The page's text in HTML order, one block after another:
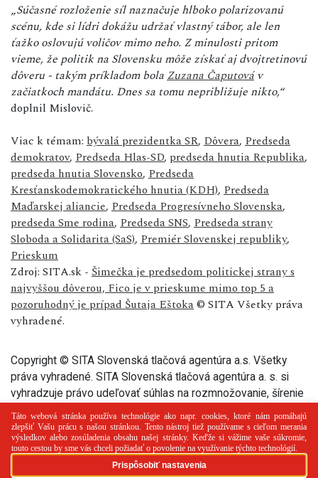
„Súčasné rozloženie síl naznačuje hlboko polarizovanú
scénu, kde si lídri dokážu udržať vlastný tábor, ale len
ťažko oslovujú voličov mimo neho. Z minulosti pritom
vieme, že politik na Slovensku môže získať aj dvojtretinovú
dôveru - takým príkladom bola Zuzana Čaputováv
začiatkoch mandátu. Dnes sa tomu nepribližuje nikto,“
doplnil Mislovič.
Viac k témam: bývalá prezidentka SR, Dôvera, Predseda
demokratov, Predseda Hlas-SD, predseda hnutia Republika,
predseda hnutia Slovensko, Predseda
Kresťanskodemokratického hnutia (KDH), Predseda
Maďarskej aliancie, Predseda Progresívneho Slovenska,
predseda Sme rodina, Predseda SNS, Predseda strany
Sloboda a Solidarita (SaS), Premiér Slovenskej republiky,
Prieskum
Zdroj: SITA.sk - Šimečka je predsedom politickej strany s
najvyššou dôverou, Fico je v prieskume mimo top 5 a
pozoruhodný je prípad Šutaja Eštoka© SITA Všetky práva
vyhradené.
Copyright © SITA Slovenská tlačová agentúra a.s. Všetky
práva vyhradené. SITA Slovenská tlačová agentúra a. s. si
vyhradzuje právo udeľovať súhlas na rozmnožovanie, šírenie